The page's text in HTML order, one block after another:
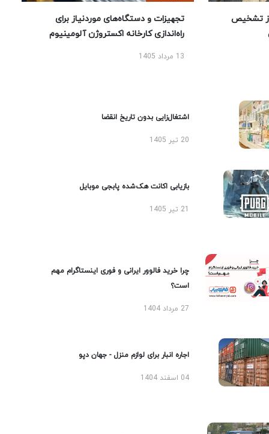
تشخیص
تجهیزات و دستگاه‌های موردنیاز برای
راه‌اندازی کارخانه اکستروژن آلومینیوم
13 مرداد 1405
اشتغال‌زایی بدون تاریخ انقضا
20 تیر 1405
بازیابی اکانت هک‌شده پابجی موبایل
چرا خرید فالوور ایرانی و فوری اینستاگرام مهم
است؟
27 مرداد 1404
اجاره انبار برای لوازم منزل - جهان دپو
04 اسفند 1404